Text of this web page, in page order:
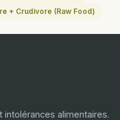
+ Crudivore (Raw Food)
alimentaires.